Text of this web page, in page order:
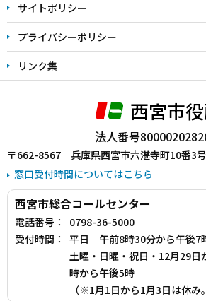
サイトポリシー
プライバシーポリシー
リンク集
西宮市
法人番号
〒662-8567 兵庫県西宮市六湛寺町10番3号
窓口受付時間についてはこちら
西宮市総合コールセンター
電話番号：
0798-36-5000
受付時間：
平日 午前8時30分から午後7
土曜・日曜・祝日・12月29
時から午後5時
（※1月1日から1月3日は休み